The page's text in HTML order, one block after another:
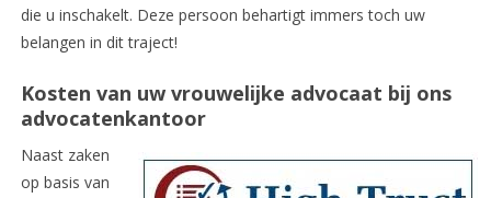
die u inschakelt. Deze persoon behartigt immers toch uw
belangen in dit traject!
Kosten van uw vrouwelijke advocaat bij ons
advocatenkantoor
Naast zaken
op basis van